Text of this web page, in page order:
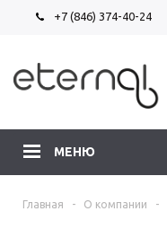
+7 (846) 374-40-24
МЕНЮ
Главная - О компании -